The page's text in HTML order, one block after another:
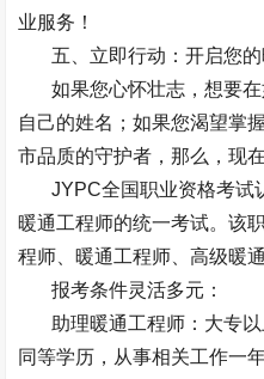
业服务！
五、立即行动：开启您
如果您心怀壮志，想要
自己的姓名；如果您渴望掌
市品质的守护者，那么，现
JYPC全国职业资格考试
暖通工程师的统一考试。该
程师、暖通工程师、高级暖
报考条件灵活多元：
助理暖通工程师：大专
同等学历，从事相关工作一